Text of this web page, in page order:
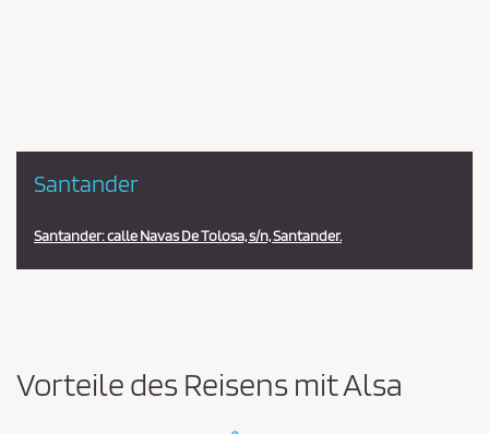
Santander
Santander: calle Navas De Tolosa, s/n, Santander.
Vorteile des Reisens mit Alsa